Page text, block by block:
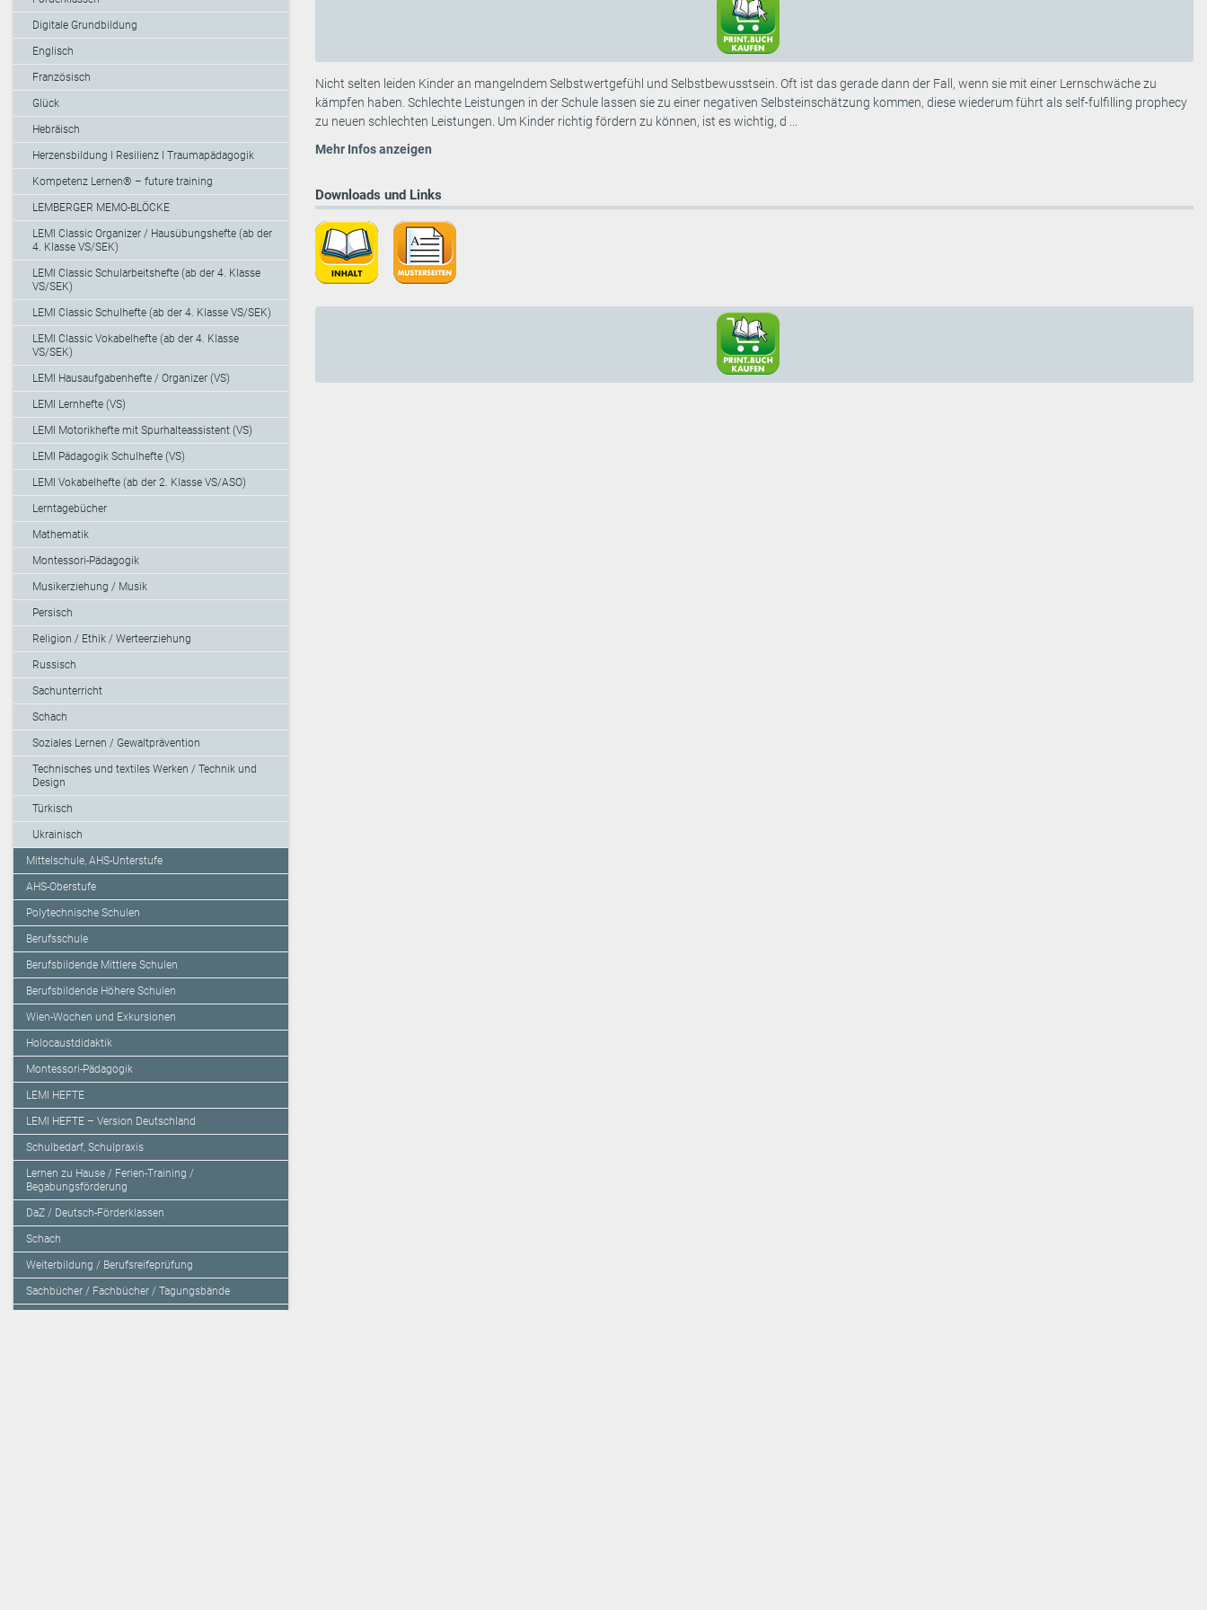
Digitale Grundbildung
Englisch
Französisch
Glück
Hebräisch
Herzensbildung I Resilienz I Traumapädagogik
Kompetenz Lernen® – future training
LEMBERGER MEMO-BLÖCKE
LEMI Classic Organizer / Hausübungshefte (ab der
4. Klasse VS/SEK)
LEMI Classic Schularbeitshefte (ab der 4. Klasse
VS/SEK)
LEMI Classic Schulhefte (ab der 4. Klasse VS/SEK)
LEMI Classic Vokabelhefte (ab der 4. Klasse
VS/SEK)
LEMI Hausaufgabenhefte / Organizer (VS)
LEMI Lernhefte (VS)
LEMI Motorikhefte mit Spurhalteassistent (VS)
LEMI Pädagogik Schulhefte (VS)
LEMI Vokabelhefte (ab der 2. Klasse VS/ASO)
Lerntagebücher
Mathematik
Montessori-Pädagogik
Musikerziehung / Musik
Persisch
Religion / Ethik / Werteerziehung
Russisch
Sachunterricht
Schach
Soziales Lernen / Gewaltprävention
Technisches und textiles Werken / Technik und
Design
Türkisch
Ukrainisch
Mittelschule, AHS-Unterstufe
AHS-Oberstufe
Polytechnische Schulen
Berufsschule
Berufsbildende Mittlere Schulen
Berufsbildende Höhere Schulen
Wien-Wochen und Exkursionen
Holocaustdidaktik
Montessori-Pädagogik
LEMI HEFTE
LEMI HEFTE – Version Deutschland
Schulbedarf, Schulpraxis
Lernen zu Hause / Ferien-Training /
Begabungsförderung
DaZ / Deutsch-Förderklassen
Schach
Weiterbildung / Berufsreifeprüfung
Sachbücher / Fachbücher / Tagungsbände
Nicht selten leiden Kinder an mangelndem Selbstwertgefühl und Selbstbewusstsein. Oft ist das gerade dann der Fall, wenn sie mit einer Lernschwäche zu
kämpfen haben. Schlechte Leistungen in der Schule lassen sie zu einer negativen Selbsteinschätzung kommen, diese wiederum führt als self-fulfilling prophecy
zu neuen schlechten Leistungen. Um Kinder richtig fördern zu können, ist es wichtig, d ...
Mehr Infos anzeigen
Downloads und Links